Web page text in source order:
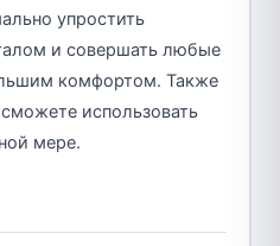
упростить
и совершать любые
комфортом. Также
использовать
мере.